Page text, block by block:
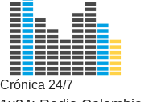
Crónica 24/7